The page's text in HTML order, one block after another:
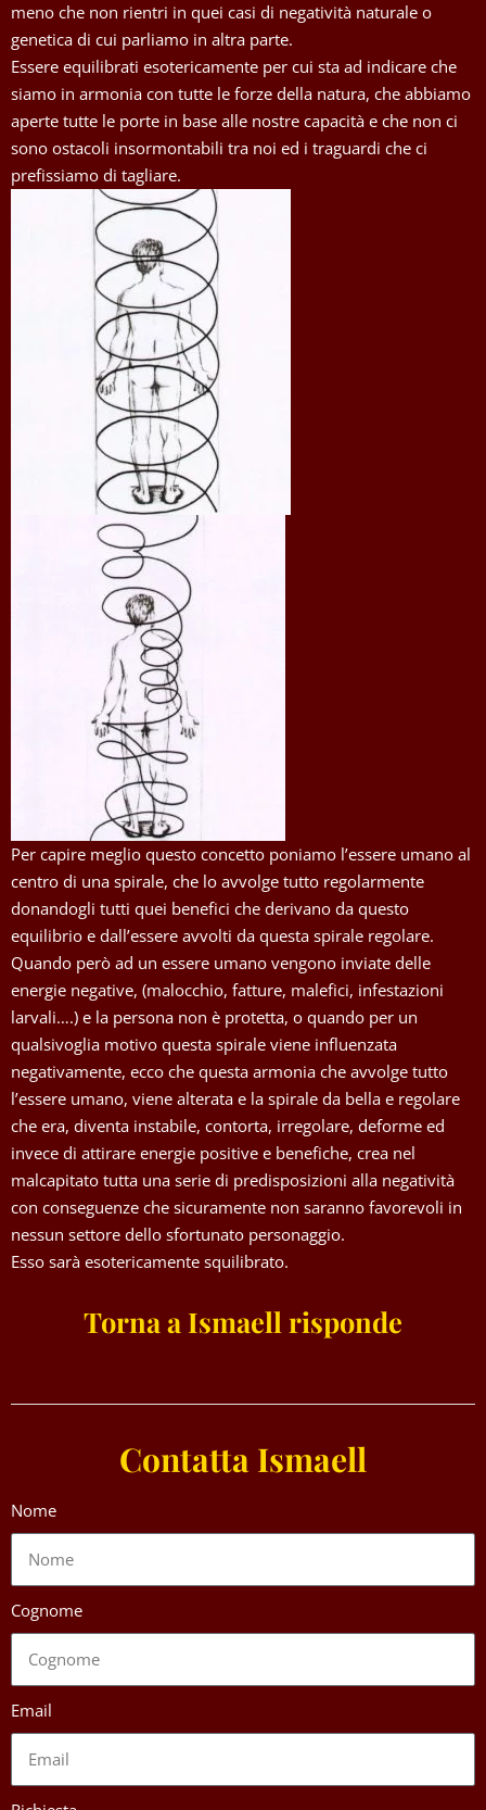
meno che non rientri in quei casi di negatività naturale o
genetica di cui parliamo in altra parte.
Essere equilibrati esotericamente per cui sta ad indicare che
siamo in armonia con tutte le forze della natura, che abbiamo
aperte tutte le porte in base alle nostre capacità e che non ci
sono ostacoli insormontabili tra noi ed i traguardi che ci
prefissiamo di tagliare.
Per capire meglio questo concetto poniamo l’essere umano al
centro di una spirale, che lo avvolge tutto regolarmente
donandogli tutti quei benefici che derivano da questo
equilibrio e dall’essere avvolti da questa spirale regolare.
Quando però ad un essere umano vengono inviate delle
energie negative, (malocchio, fatture, malefici, infestazioni
larvali….) e la persona non è protetta, o quando per un
qualsivoglia motivo questa spirale viene influenzata
negativamente, ecco che questa armonia che avvolge tutto
l’essere umano, viene alterata e la spirale da bella e regolare
che era, diventa instabile, contorta, irregolare, deforme ed
invece di attirare energie positive e benefiche, crea nel
malcapitato tutta una serie di predisposizioni alla negatività
con conseguenze che sicuramente non saranno favorevoli in
nessun settore dello sfortunato personaggio.
Esso sarà esotericamente squilibrato.
Torna a Ismaell risponde
Contatta Ismaell
Nome
Cognome
Email